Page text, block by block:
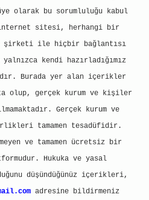
olarak bu sorumluluğu kabul
sitesi, herhangi bir
şirketi ile hiçbir bağlantısı
kendi hazırladığımız
Burada yer alan içerikler
olup, gerçek kurum ve kişiler
Gerçek kurum ve
tamamen tesadüfidir.
ve tamamen ücretsiz bir
Hukuka ve yasal
düşündüğünüz içerikleri,
adresine bildirmeniz